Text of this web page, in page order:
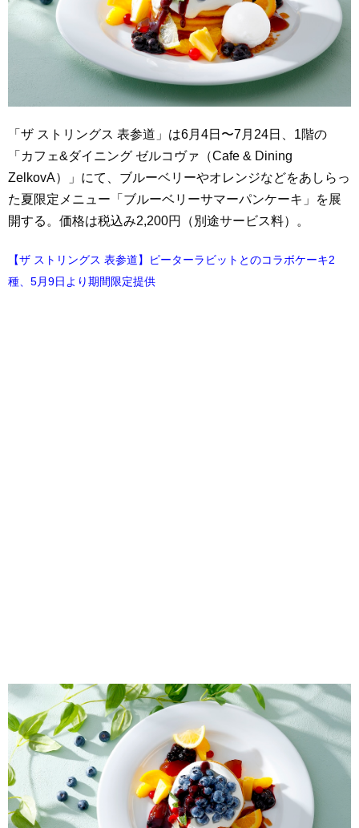
「ザ ストリングス 表参道」は6月4日〜7月24日、1階の
「カフェ&ダイニング ゼルコヴァ（Cafe & Dining
ZelkovA）」にて、ブルーベリーやオレンジなどをあしらっ
た夏限定メニュー「ブルーベリーサマーパンケーキ」を展
開する。価格は税込み2,200円（別途サービス料）。
【ザ ストリングス 表参道】ピーターラビットとのコラボケーキ2
種、5月9日より期間限定提供